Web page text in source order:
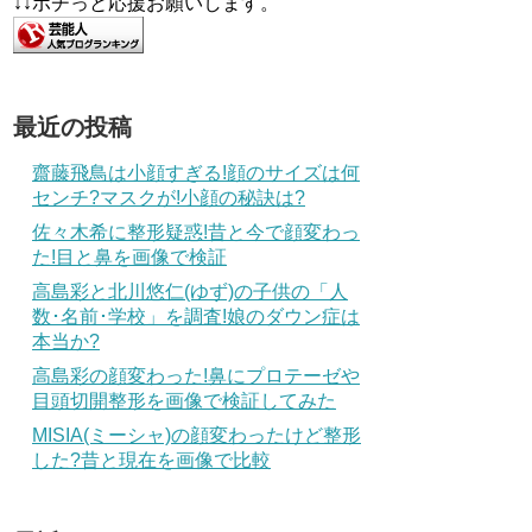
最近の投稿
齋藤飛鳥は小顔すぎる!顔のサイズは何
センチ?マスクが!小顔の秘訣は?
佐々木希に整形疑惑!昔と今で顔変わっ
た!目と鼻を画像で検証
高島彩と北川悠仁(ゆず)の子供の「人
数･名前･学校」を調査!娘のダウン症は
本当か?
高島彩の顔変わった!鼻にプロテーゼや
目頭切開整形を画像で検証してみた
MISIA(ミーシャ)の顔変わったけど整形
した?昔と現在を画像で比較